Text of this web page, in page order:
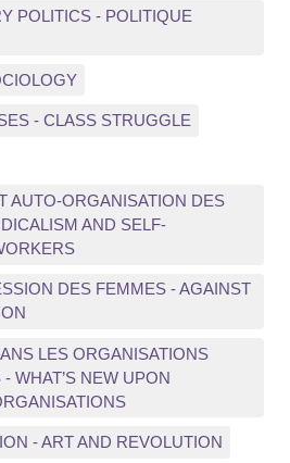
POLITICS - POLITIQUE
- CLASS STRUGGLE
AUTO-ORGANISATION DES
AND SELF-
DES FEMMES - AGAINST
LES ORGANISATIONS
WHAT’S NEW UPON
- ART AND REVOLUTION